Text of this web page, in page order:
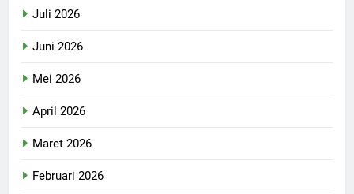
Juli 2026
Juni 2026
Mei 2026
April 2026
Maret 2026
Februari 2026